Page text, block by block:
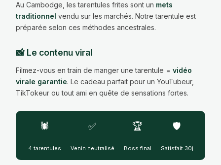
Au Cambodge, les tarentules frites sont un mets
traditionnel vendu sur les marchés. Notre tarentule est
préparée selon ces méthodes ancestrales.
📸 Le contenu viral
Filmez-vous en train de manger une tarentule = vidéo
virale garantie. Le cadeau parfait pour un YouTubeur,
TikTokeur ou tout ami en quête de sensations fortes.
🕷️
4 tarentules
✅
Venin neutralisé
🏆
Boss final
🛡️
Satisfait 30j